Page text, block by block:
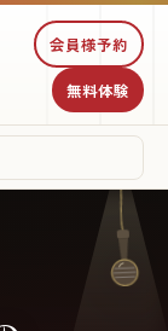
会員様予約
無料体験